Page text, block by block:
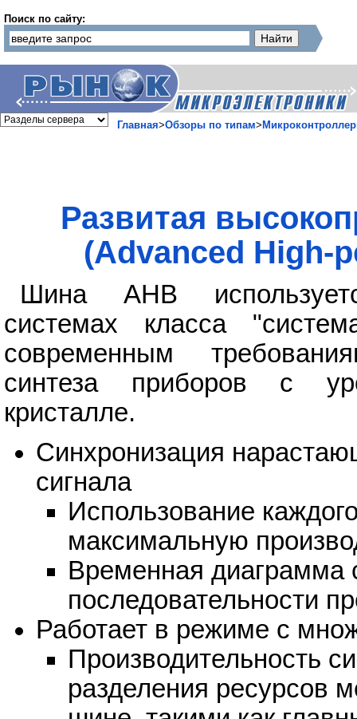
Поиск по сайту:
Главная>Обзоры по типам>
Развитая
(Advanced High-
Шина AHB
системах класса
современным
синтеза приборов с
кристалле.
Синхронизация
сигнала
Использование
максимальную
Временная диаграмма
последовательности
Работает в режиме с
Производительность
разделения ресурсов